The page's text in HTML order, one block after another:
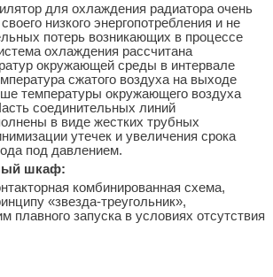
для охлаждения радиатора очень
низкого энергопотребления и не
потерь возникающих в процессе
охлаждения рассчитана
окружающей среды в интервале
сжатого воздуха на выходе
температуры окружающего воздуха
соединительных линий
в виде жестких трубных
утечек и увеличения срока
под давлением.
шкаф:
комбинированная схема,
«звезда-треугольник»,
плавного запуска в условиях отсутствия